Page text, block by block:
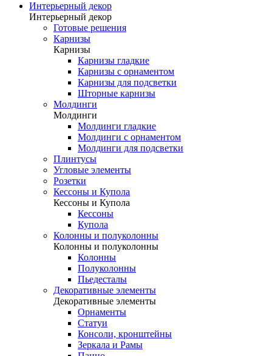
Интерьерный декор
Интерьерный декор
Готовые решения
Карнизы
Карнизы
Карнизы гладкие
Карнизы с орнаментом
Карнизы для подсветки
Шторные карнизы
Молдинги
Молдинги
Молдинги гладкие
Молдинги с орнаментом
Молдинги для подсветки
Плинтусы
Угловые элементы
Розетки
Кессоны и Купола
Кессоны и Купола
Кессоны
Купола
Колонны и полуколонны
Колонны и полуколонны
Колонны
Полуколонны
Пьедесталы
Декоративные элементы
Декоративные элементы
Орнаменты
Статуи
Консоли, кронштейны
Зеркала и Рамы